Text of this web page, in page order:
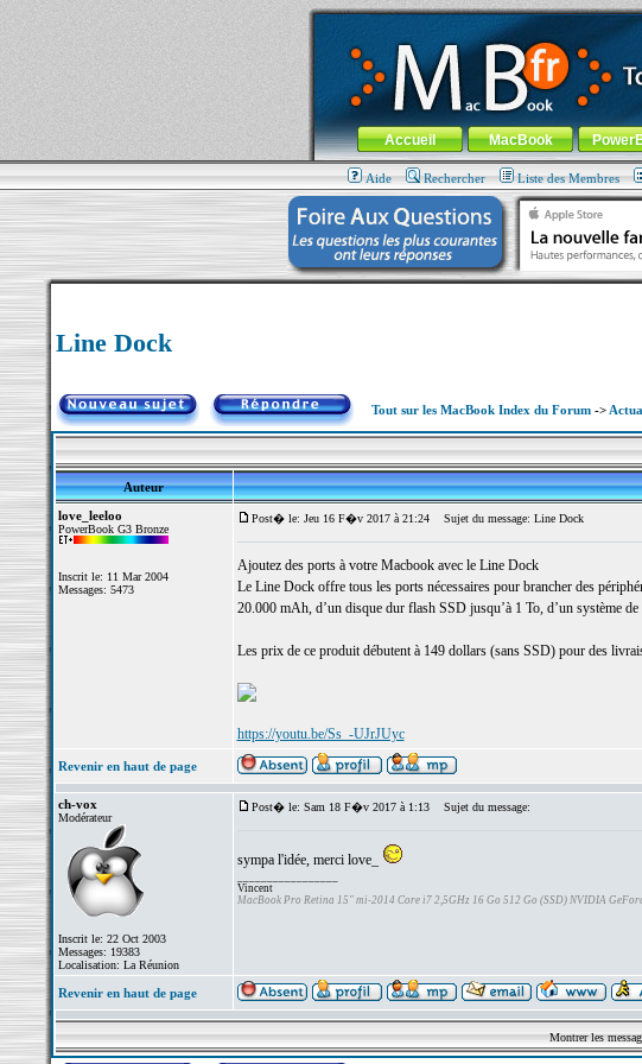
MacBook-fr.com : 100% Apple... 100% nomade !
Aller au contenu-Aller au menu général-Aller
Menu général
Accueil MacBook
Aide Rechercher Liste des Membres
Line Dock
Tout sur les MacBook Index du Forum->
Auteur
love_leeloo
PowerBook G3 Bronze
Inscrit le: 11 Mar 2004
Messages: 5473
Post� le: Jeu 16 F�v 2017 à 21:24 Sujet du message: Line Dock
Ajoutez des ports à votre Macbook avec le Line Dock
Le Line Dock offre tous les ports nécessaires pour brancher des
20.000 mAh, d’un disque dur flash SSD jusqu’à 1 To, d’un système
Les prix de ce produit débutent à 149 dollars (sans SSD) pour des
https://youtu.be/Ss_-UJrJUyc
Revenir en haut de page
ch-vox
Modérateur
Inscrit le: 22 Oct 2003
Messages: 19383
Localisation: La Réunion
Post� le: Sam 18 F�v 2017 à 1:13 Sujet du message:
sympa l'idée, merci love_
Vincent
MacBook Pro Retina 15" mi-2014 Core i7 2,5GHz 16 Go 512 Go (SSD) NVIDIA
Revenir en haut de page
Montrer les